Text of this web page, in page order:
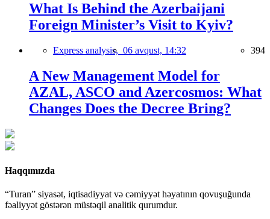
What Is Behind the Azerbaijani
Foreign Minister’s Visit to Kyiv?
Express analysis, 06 avqust, 14:32 394
A New Management Model for
AZAL, ASCO and Azercosmos: What
Changes Does the Decree Bring?
Haqqımızda
“Turan” siyasət, iqtisadiyyat və cəmiyyət həyatının qovuşuğunda
fəaliyyət göstərən müstəqil analitik qurumdur.